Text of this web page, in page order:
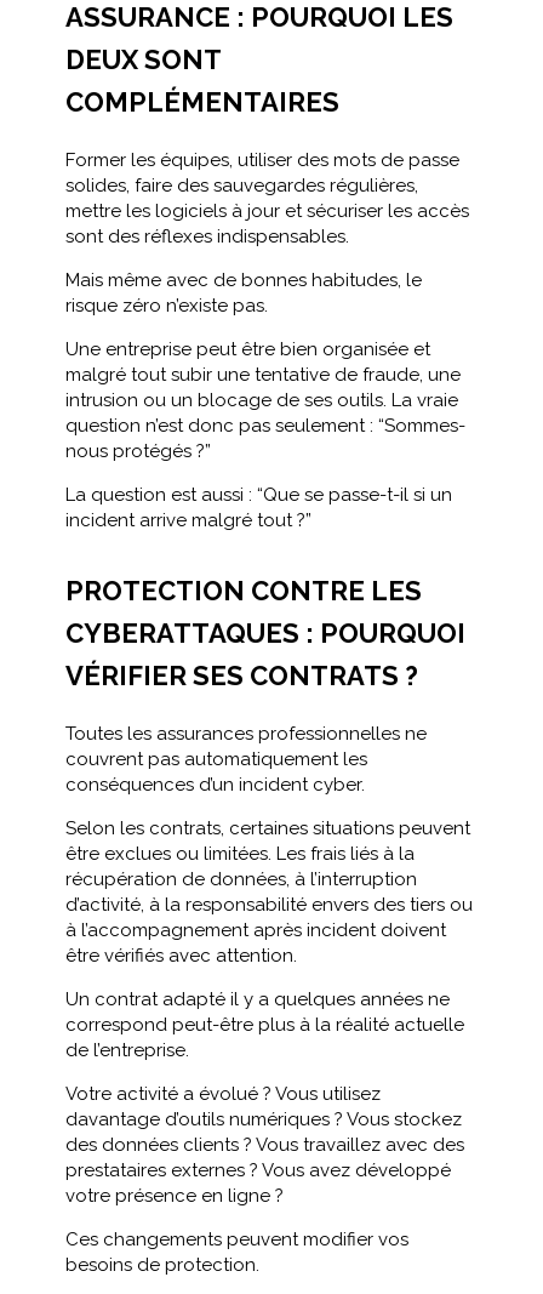
ASSURANCE : POURQUOI LES
DEUX SONT
COMPLÉMENTAIRES
Former les équipes, utiliser des mots de passe
solides, faire des sauvegardes régulières,
mettre les logiciels à jour et sécuriser les accès
sont des réflexes indispensables.
Mais même avec de bonnes habitudes, le
risque zéro n’existe pas.
Une entreprise peut être bien organisée et
malgré tout subir une tentative de fraude, une
intrusion ou un blocage de ses outils. La vraie
question n’est donc pas seulement : “Sommes-
nous protégés ?”
La question est aussi : “Que se passe-t-il si un
incident arrive malgré tout ?”
PROTECTION CONTRE LES
CYBERATTAQUES : POURQUOI
VÉRIFIER SES CONTRATS ?
Toutes les assurances professionnelles ne
couvrent pas automatiquement les
conséquences d’un incident cyber.
Selon les contrats, certaines situations peuvent
être exclues ou limitées. Les frais liés à la
récupération de données, à l’interruption
d’activité, à la responsabilité envers des tiers ou
à l’accompagnement après incident doivent
être vérifiés avec attention.
Un contrat adapté il y a quelques années ne
correspond peut-être plus à la réalité actuelle
de l’entreprise.
Votre activité a évolué ? Vous utilisez
davantage d’outils numériques ? Vous stockez
des données clients ? Vous travaillez avec des
prestataires externes ? Vous avez développé
votre présence en ligne ?
Ces changements peuvent modifier vos
besoins de protection.